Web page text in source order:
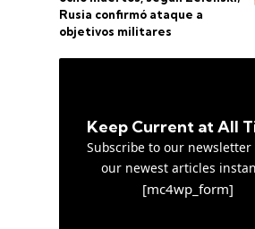
Rusia confirmó ataque a
objetivos militares
Keep Current at All
Subscribe to our newsletter
our newest articles
[mc4wp_form]